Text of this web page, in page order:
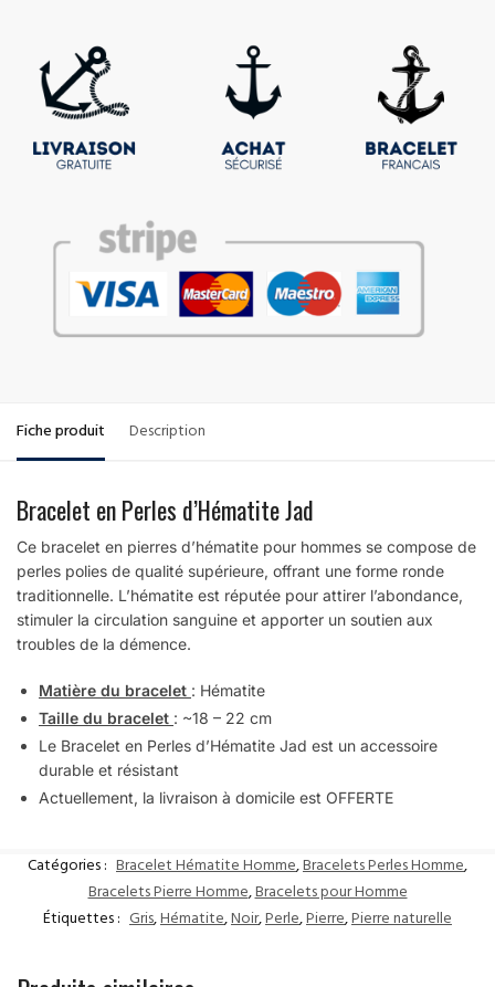
Fiche produit Description
Bracelet en Perles d’Hématite Jad
Ce bracelet en pierres d’hématite pour hommes se compose de
perles polies de qualité supérieure, offrant une forme ronde
traditionnelle. L’hématite est réputée pour attirer l’abondance,
stimuler la circulation sanguine et apporter un soutien aux
troubles de la démence.
Matière du bracelet : Hématite
Taille du bracelet : ~18 – 22 cm
Le Bracelet en Perles d’Hématite Jad est un accessoire
durable et résistant
Actuellement, la livraison à domicile est OFFERTE
Catégories : Bracelet Hématite Homme,Bracelets Perles Homme,
Bracelets Pierre Homme,Bracelets pour Homme
Étiquettes : Gris,Hématite,Noir,Perle,Pierre,Pierre naturelle